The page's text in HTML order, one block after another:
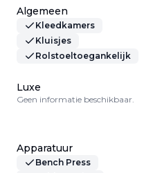
Algemeen
Kleedkamers
Kluisjes
Rolstoeltoegankelijk
Luxe
Geen informatie beschikbaar.
Apparatuur
Bench Press